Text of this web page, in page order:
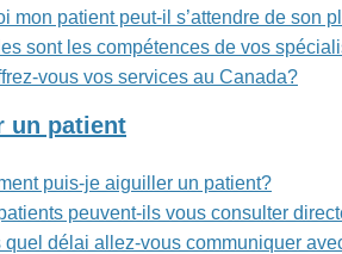
mon patient peut-il s’attendre de son
sont les compétences de vos
vous vos services au Canada?
un patient
puis-je aiguiller un patient?
peuvent-ils vous consulter
quel délai allez-vous communiquer